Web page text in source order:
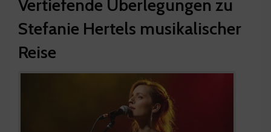
Vertiefende Überlegungen zu
Stefanie Hertels musikalischer
Reise